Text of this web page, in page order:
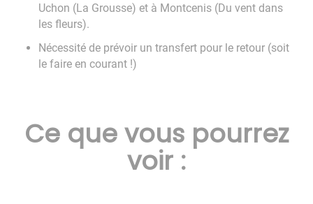
Uchon (La Grousse) et à Montcenis (Du vent dans
les fleurs).
Nécessité de prévoir un transfert pour le retour (soit
le faire en courant !)
Ce que vous pourrez
voir :